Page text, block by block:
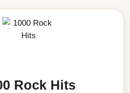
Rock Hits